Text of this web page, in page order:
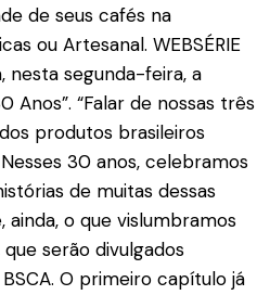
de seus cafés na
ou Artesanal. WEBSÉRIE
nesta segunda-feira, a
Anos”. “Falar de nossas três
produtos brasileiros
30 anos, celebramos
de muitas dessas
o que vislumbramos
serão divulgados
O primeiro capítulo já